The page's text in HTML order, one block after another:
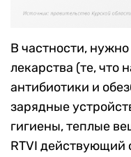
В частности,
лекарства (те, что
антибиотики и
зарядные
гигиены, теплые
RTVI действующий